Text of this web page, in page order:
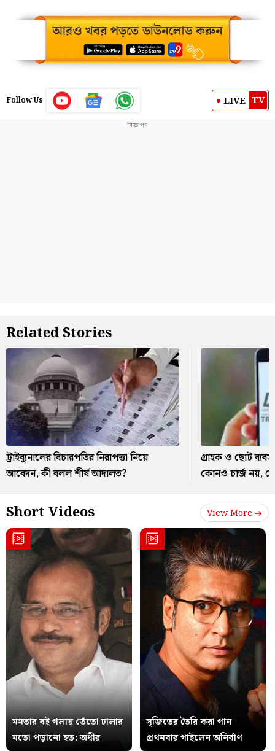
Follow Us LIVE TV
Related Stories
ট্রাইব্যুনালের বিচারপতির নিরাপত্তা নিয়ে
আবেদন, কী বলল শীর্ষ আদালত?
গ্রাহক ও ছোট
কোনও চার্জ নয়,
Short Videos View More
মমতার বই গলায় তেঁতো ঢালার
মতো পড়ানো হত: অধীর
সৃজিতের তৈরি করা গান
প্রথমবার গাইলেন অনির্বাণ